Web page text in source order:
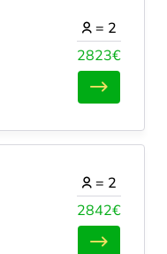
2823€
= 2
2842€
= 2